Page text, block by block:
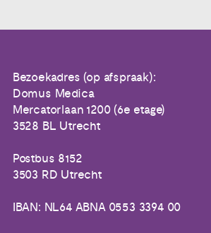
Bezoekadres (op afspraak):
Domus Medica
Mercatorlaan 1200 (6e etage)
3528 BL Utrecht
Postbus 8152
3503 RD Utrecht
IBAN: NL64 ABNA 0553 3394 00